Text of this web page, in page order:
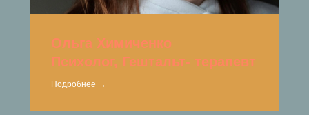
Ольга Химиченко
Психолог, Гештальт- терапевт
Подробнее →